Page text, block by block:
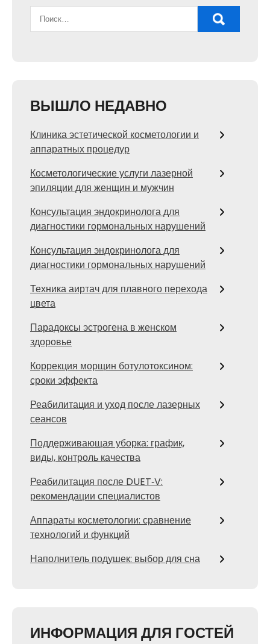
ВЫШЛО НЕДАВНО
Клиника эстетической косметологии и
аппаратных процедур
Косметологические услуги лазерной
эпиляции для женщин и мужчин
Консультация эндокринолога для
диагностики гормональных нарушений
Консультация эндокринолога для
диагностики гормональных нарушений
Техника аиртач для плавного перехода
цвета
Парадоксы эстрогена в женском
здоровье
Коррекция морщин ботулотоксином:
сроки эффекта
Реабилитация и уход после лазерных
сеансов
Поддерживающая уборка: график,
виды, контроль качества
Реабилитация после DUET‑V:
рекомендации специалистов
Аппараты косметологии: сравнение
технологий и функций
Наполнитель подушек: выбор для сна
ИНФОРМАЦИЯ ДЛЯ ГОСТЕЙ